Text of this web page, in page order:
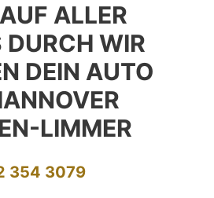
ALLER
DURCH WIR
DEIN AUTO
LIMMER
354 3079